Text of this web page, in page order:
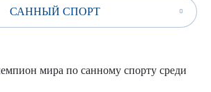
САННЫЙ СПОРТ
мира по санному спорту среди